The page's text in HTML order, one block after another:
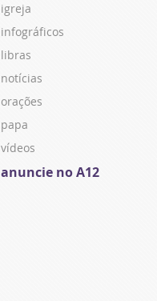
igreja
infográficos
libras
notícias
orações
papa
vídeos
anuncie no A12